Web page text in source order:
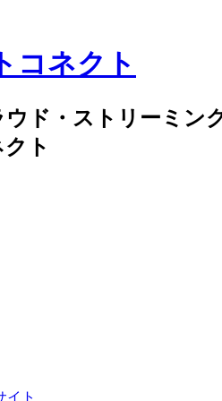
ド・ストリーミン
ト
イト